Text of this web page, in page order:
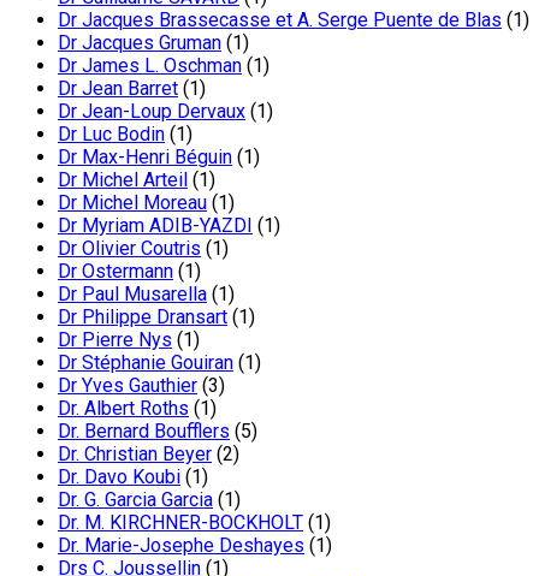
Dr Jacques Brassecasse et A. Serge Puente de Blas (1)
Dr Jacques Gruman (1)
Dr James L. Oschman (1)
Dr Jean Barret (1)
Dr Jean-Loup Dervaux (1)
Dr Luc Bodin (1)
Dr Max-Henri Béguin (1)
Dr Michel Arteil (1)
Dr Michel Moreau (1)
Dr Myriam ADIB-YAZDI (1)
Dr Olivier Coutris (1)
Dr Ostermann (1)
Dr Paul Musarella (1)
Dr Philippe Dransart (1)
Dr Pierre Nys (1)
Dr Stéphanie Gouiran (1)
Dr Yves Gauthier (3)
Dr. Albert Roths (1)
Dr. Bernard Boufflers (5)
Dr. Christian Beyer (2)
Dr. Davo Koubi (1)
Dr. G. Garcia Garcia (1)
Dr. M. KIRCHNER-BOCKHOLT (1)
Dr. Marie-Josephe Deshayes (1)
Drs C. Joussellin (1)